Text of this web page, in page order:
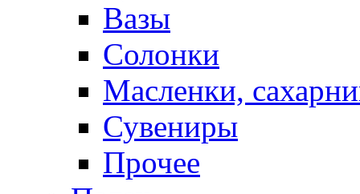
Вазы
Солонки
Масленки,
Сувениры
Прочее